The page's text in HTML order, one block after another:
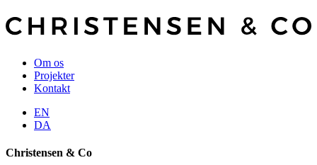
Om os
Projekter
Kontakt
EN
DA
Christensen & Co